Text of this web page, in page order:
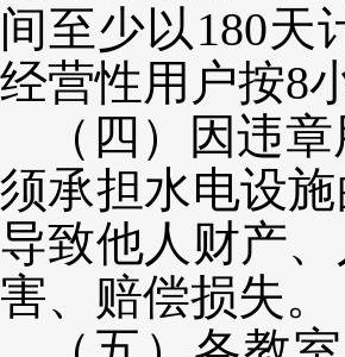
间至少以180天
经营性用户按8
（四）因违
须承担水电设
导致他人财产
害、赔偿损失。